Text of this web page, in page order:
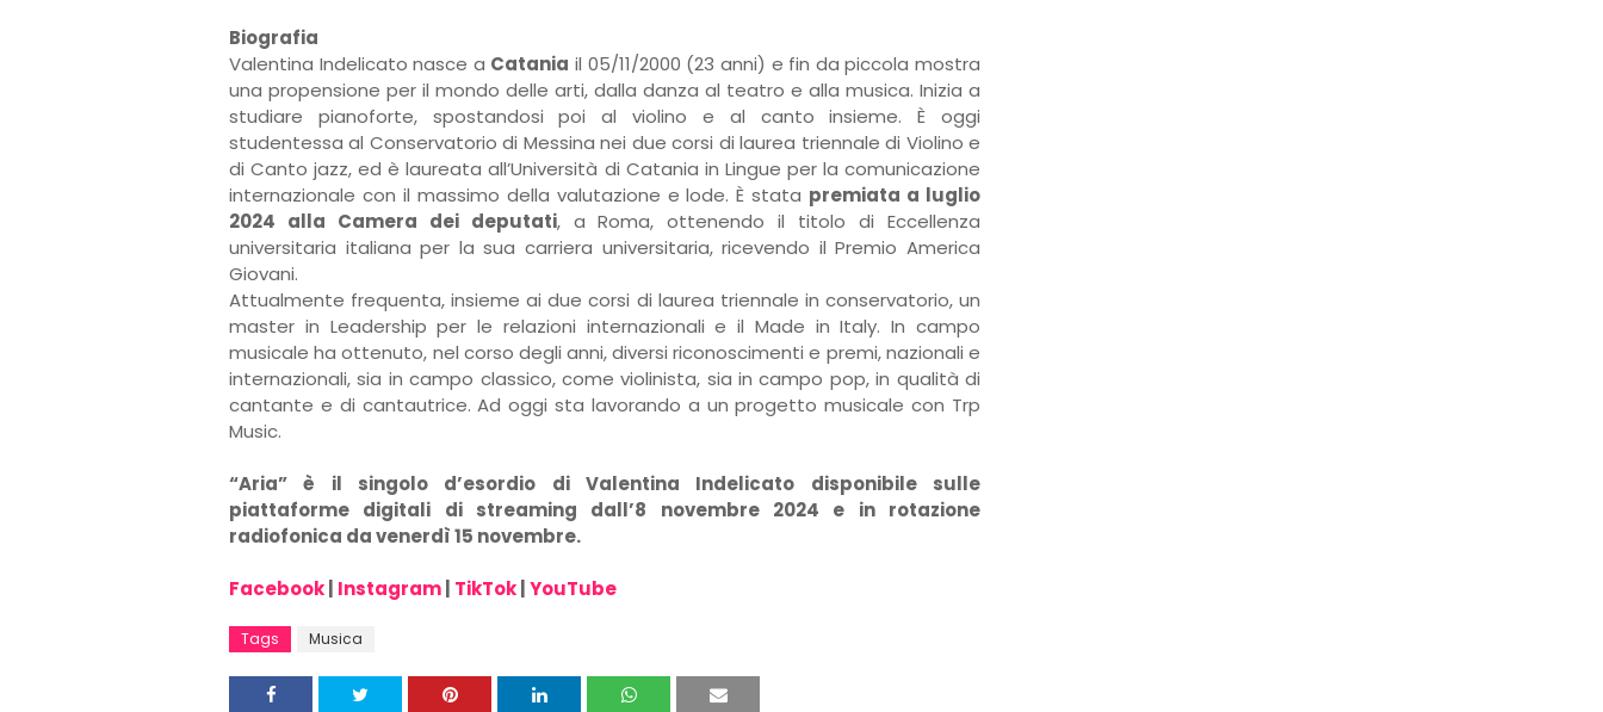
Biografia
Valentina Indelicato nasce a Catania il 05/11/2000 (23 anni) e fin da piccola mostra
una propensione per il mondo delle arti, dalla danza al teatro e alla musica. Inizia a
studiare pianoforte, spostandosi poi al violino e al canto insieme. È oggi
studentessa al Conservatorio di Messina nei due corsi di laurea triennale di Violino e
di Canto jazz, ed è laureata all’Università di Catania in Lingue per la comunicazione
internazionale con il massimo della valutazione e lode. È stata premiata a luglio
2024 alla Camera dei deputati, a Roma, ottenendo il titolo di Eccellenza
universitaria italiana per la sua carriera universitaria, ricevendo il Premio America
Giovani.
Attualmente frequenta, insieme ai due corsi di laurea triennale in conservatorio, un
master in Leadership per le relazioni internazionali e il Made in Italy. In campo
musicale ha ottenuto, nel corso degli anni, diversi riconoscimenti e premi, nazionali e
internazionali, sia in campo classico, come violinista, sia in campo pop, in qualità di
cantante e di cantautrice. Ad oggi sta lavorando a un progetto musicale con Trp
Music.
“Aria” è il singolo d’esordio di Valentina Indelicato disponibile sulle
piattaforme digitali di streaming dall’8 novembre 2024 e in rotazione
radiofonica da venerdì 15 novembre.
Facebook Instagram TikTok YouTube
Tags Musica